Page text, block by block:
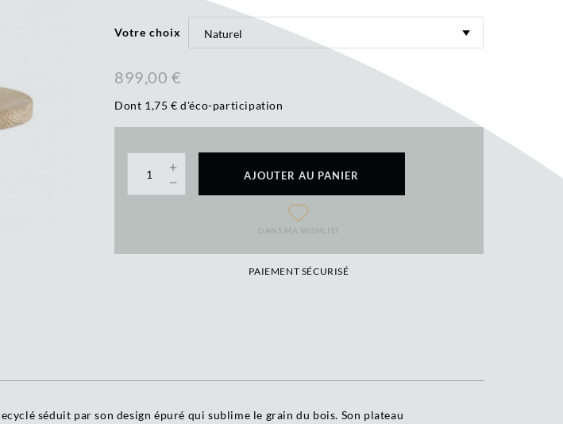
Votre choix
899,00 €
Dont 1,75 € d'éco-participation
AJOUTER AU PANIER
DANS MA WISHLIST
PAIEMENT SÉCURISÉ
séduit par son design épuré qui sublime le grain du bois. Son plateau